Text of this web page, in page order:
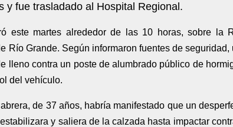
y fue trasladado al Hospital Regional.
este martes alrededor de las 10 horas, sobre la
Río Grande. Según informaron fuentes de seguridad,
lleno contra un poste de alumbrado público de
del vehículo.
de 37 años, habría manifestado que un
y saliera de la calzada hasta impactar